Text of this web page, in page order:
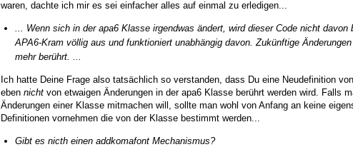
waren, dachte ich mir es sei einfacher alles auf einmal zu erledigen...
... Wenn sich in der apa6 Klasse irgendwas ändert, wird dieser Code nicht
APA6-Kram völlig aus und funktioniert unabhängig davon. Zukünftige
mehr berührt. ...
Ich hatte Deine Frage also tatsächlich so verstanden, dass Du eine Neudefinition von
eben nicht von etwaigen Änderungen in der apa6 Klasse berührt werden wird. Falls
Änderungen einer Klasse mitmachen will, sollte man wohl von Anfang an keine
Definitionen vornehmen die von der Klasse bestimmt werden...
Gibt es nicth einen addkomafont Mechanismus?